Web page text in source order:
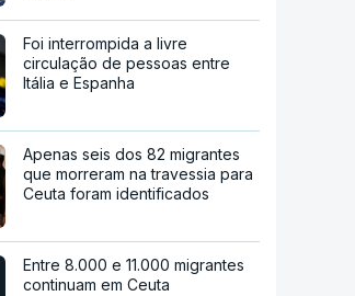
Foi interrompida a livre
circulação de pessoas entre
Itália e Espanha
Apenas seis dos 82 migrantes
que morreram na travessia para
Ceuta foram identificados
Entre 8.000 e 11.000 migrantes
continuam em Ceuta